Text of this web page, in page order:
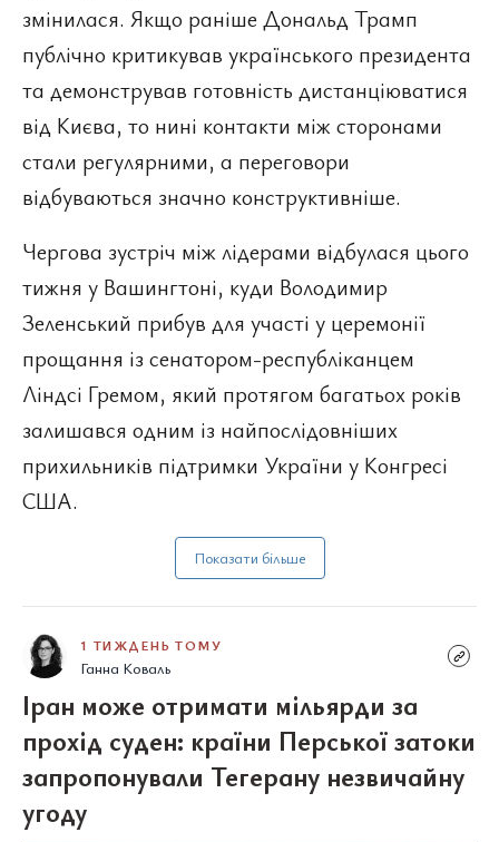
змінилася. Якщо раніше Дональд Трамп
публічно критикував українського президента
та демонстрував готовність дистанціюватися
від Києва, то нині контакти між сторонами
стали регулярними, а переговори
відбуваються значно конструктивніше.
Чергова зустріч між лідерами відбулася цього
тижня у Вашингтоні, куди Володимир
Зеленський прибув для участі у церемонії
прощання із сенатором-республіканцем
Ліндсі Гремом, який протягом багатьох років
залишався одним із найпослідовніших
прихильників підтримки України у Конгресі
США.
Показати більше
1 ТИЖДЕНЬ ТОМУ
Ганна Коваль
Іран може отримати мільярди за
прохід суден: країни Перської затоки
запропонували Тегерану незвичайну
угоду